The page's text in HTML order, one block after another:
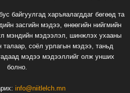
байгуулгад харъяалагддаг бөгөөд та
засгийн мэдээ, өнөөгийн нийгмийн
мэндийн мэдээлэл, шинжлэх ухааны
талаар, соёл урлагын мэдээ, таньд
мэдээ мэдээллийг олж унших
болно.
info@niitlelch.mn